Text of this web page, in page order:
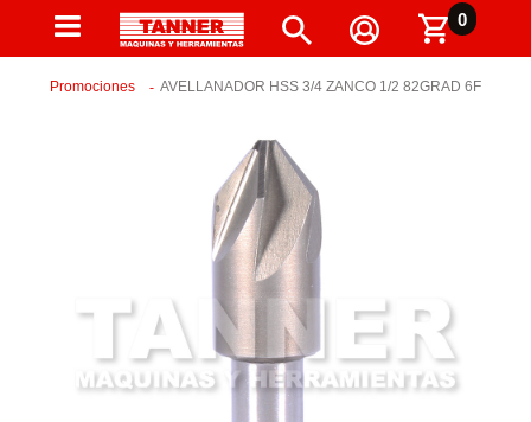
0
Promociones AVELLANADOR HSS 3/4 ZANCO 1/2 82GRAD 6F